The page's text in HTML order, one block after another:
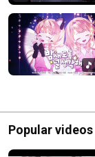
Popular videos